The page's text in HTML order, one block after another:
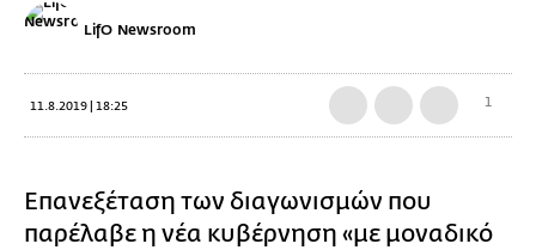
LifO Newsroom
11.8.2019 | 18:25 1
Επανεξέταση των διαγωνισμών που
παρέλαβε η νέα κυβέρνηση «με μοναδικό